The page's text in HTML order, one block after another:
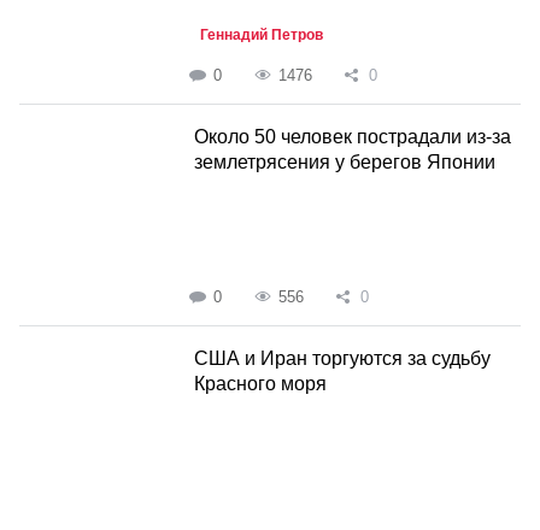
Геннадий Петров
0 1476 0
Около 50 человек пострадали из-за
землетрясения у берегов Японии
0 556 0
США и Иран торгуются за судьбу
Красного моря